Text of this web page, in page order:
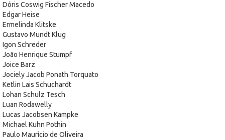
Dóris Coswig Fischer Macedo
Edgar Heise
Ermelinda Klitske
Gustavo Mundt Klug
Igon Schreder
João Henrique Stumpf
Joice Barz
Jociely Jacob Ponath Torquato
Ketlin Lais Schuchardt
Lohan Schulz Tesch
Luan Rodawelly
Lucas Jacobsen Kampke
Michael Kuhn Pothin
Paulo Maurício de Oliveira